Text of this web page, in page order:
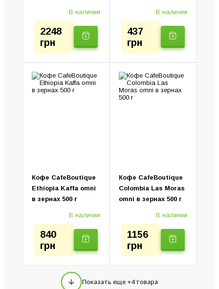
В наличии
2248
грн
В наличии
437
грн
Кофе CafeBoutique
Ethiopia Kaffa omni
в зернах 500 г
В наличии
840
грн
Кофе CafeBoutique
Colombia Las Moras
omni в зернах 500 г
В наличии
1156
грн
Показать еще +4 товара